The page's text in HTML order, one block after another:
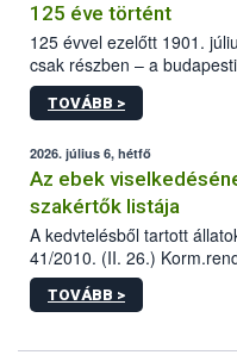
125 éve történt
125 évvel ezelőtt 1901.
csak részben – a
állomás a Kis Rókus utca
tervezett új épületébe.
TOVÁBB >
2026. július 6, hétfő
Az ebek
szakértők listája
A kedvtelésből tartott
41/2010. (II. 26.)
sérülés, illetve ennek
hatósági feladatokat,
vonni az ebek
TOVÁBB >